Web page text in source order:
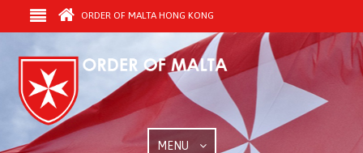
ORDER OF MALTA HONG KONG
MENU